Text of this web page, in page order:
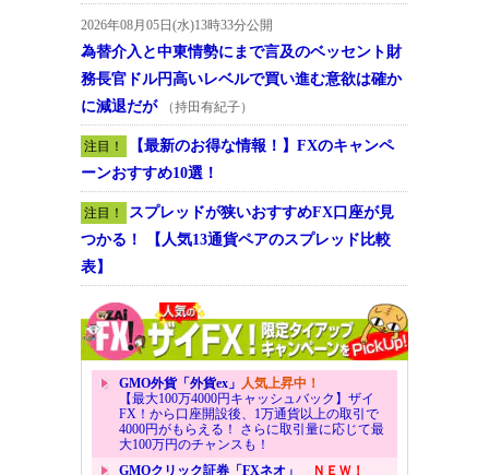
2026年08月05日(水)13時33分公開
為替介入と中東情勢にまで言及のベッセント財
務長官ドル円高いレベルで買い進む意欲は確か
に減退だが
（持田有紀子）
注目！
【最新のお得な情報！】FXのキャンペ
ーンおすすめ10選！
注目！
スプレッドが狭いおすすめFX口座が見
つかる！ 【人気13通貨ペアのスプレッド比較
表】
GMO外貨「外貨ex」 人気上昇中！
【最大100万4000円キャッシュバック】ザイ
FX！から口座開設後、1万通貨以上の取引で
4000円がもらえる！ さらに取引量に応じて最
大100万円のチャンスも！
GMOクリック証券「FXネオ」
ＮＥＷ！